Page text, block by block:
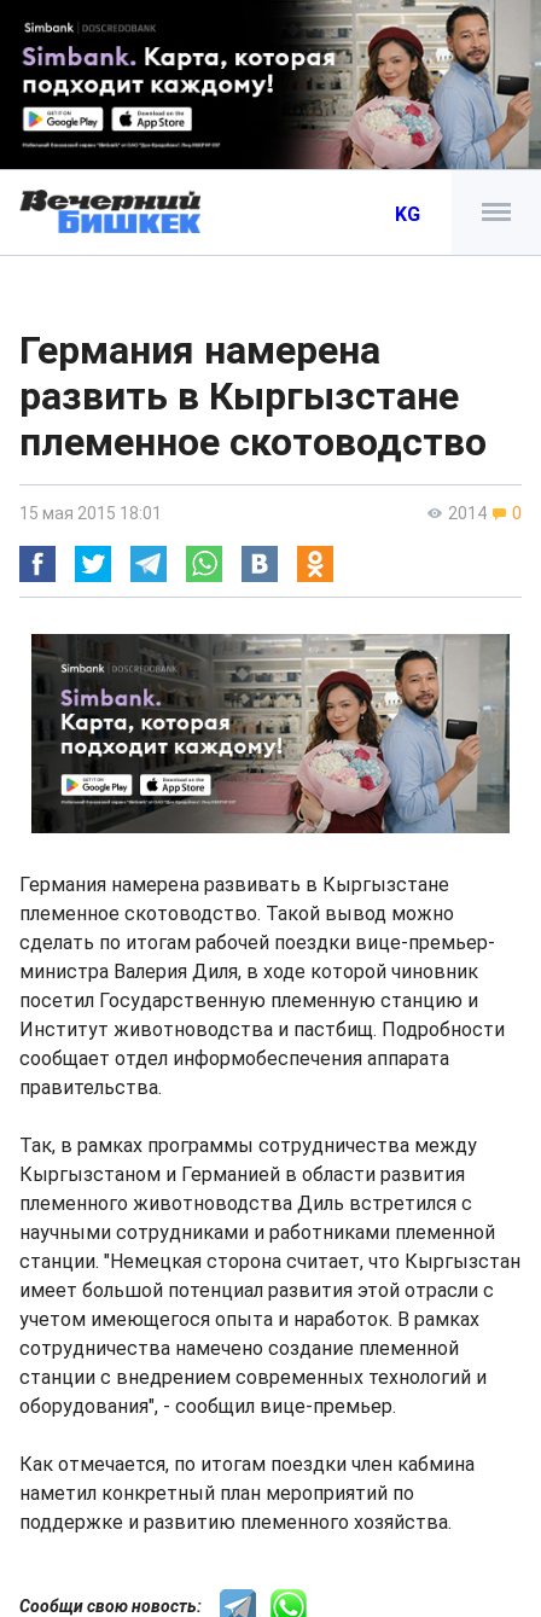
KG
Германия намерена
развить в Кыргызстане
племенное скотоводство
2014 0
15 мая 2015 18:01
Германия намерена развивать в Кыргызстане
племенное скотоводство. Такой вывод можно
сделать по итогам рабочей поездки вице-премьер-
министра Валерия Диля, в ходе которой чиновник
посетил Государственную племенную станцию и
Институт животноводства и пастбищ. Подробности
сообщает отдел информобеспечения аппарата
правительства.
Так, в рамках программы сотрудничества между
Кыргызстаном и Германией в области развития
племенного животноводства Диль встретился с
научными сотрудниками и работниками племенной
станции. "Немецкая сторона считает, что Кыргызстан
имеет большой потенциал развития этой отрасли с
учетом имеющегося опыта и наработок. В рамках
сотрудничества намечено создание племенной
станции с внедрением современных технологий и
оборудования", - сообщил вице-премьер.
Как отмечается, по итогам поездки член кабмина
наметил конкретный план мероприятий по
поддержке и развитию племенного хозяйства.
Сообщи свою новость: